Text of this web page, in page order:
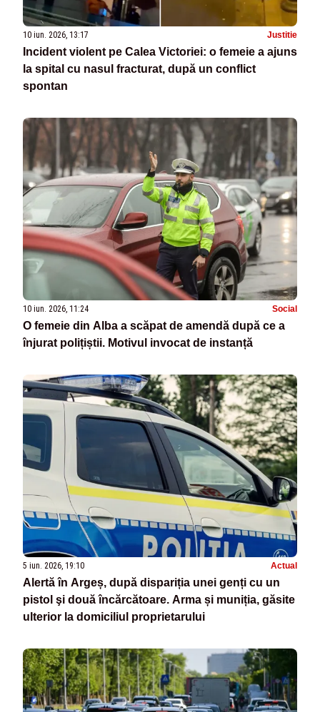
10 iun. 2026, 13:17 Justitie
Incident violent pe Calea Victoriei: o femeie a ajuns
la spital cu nasul fracturat, după un conflict
spontan
10 iun. 2026, 11:24 Social
O femeie din Alba a scăpat de amendă după ce a
înjurat polițiștii. Motivul invocat de instanță
5 iun. 2026, 19:10 Actual
Alertă în Argeș, după dispariția unei genți cu un
pistol şi două încărcătoare. Arma și muniția, găsite
ulterior la domiciliul proprietarului